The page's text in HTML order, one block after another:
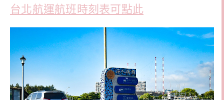
台北航運航班時刻表可點此